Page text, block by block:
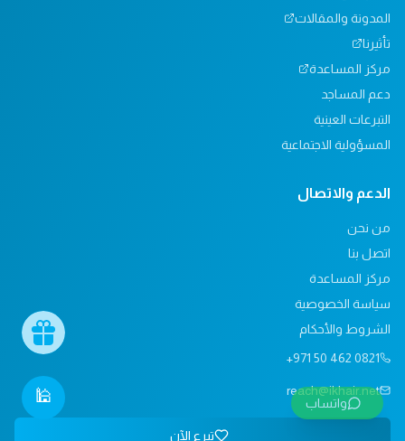
المدونة والمقالات
تأثيرنا
مركز المساعدة
دعم المساجد
التبرعات العينية
المسؤولية الاجتماعية
الدعم والاتصال
من نحن
اتصل بنا
مركز المساعدة
سياسة الخصوصية
الشروط والأحكام
+971 50 462 0821
reach@ikhair.net
تبرع الآن
واتساب 🕌